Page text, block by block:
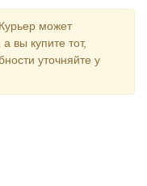
может
вы купите тот,
уточняйте у